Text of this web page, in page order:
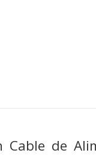
Cable de